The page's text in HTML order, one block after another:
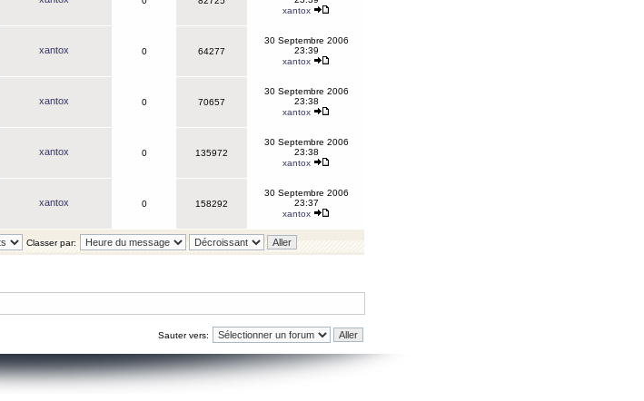
xantox
xantox 0 64277
30 Septembre 2006
23:39
xantox
xantox 0 70657
30 Septembre 2006
23:38
xantox
xantox 0 135972
30 Septembre 2006
23:38
xantox
xantox 0 158292
30 Septembre 2006
23:37
xantox
Classer par:
Sauter vers: